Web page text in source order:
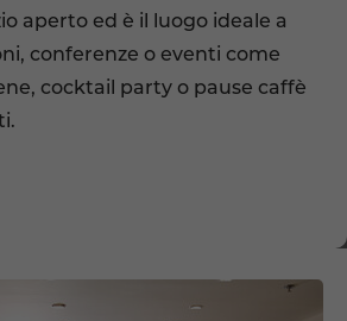
aperto ed è il luogo ideale a
conferenze o eventi come
cocktail party o pause caffè